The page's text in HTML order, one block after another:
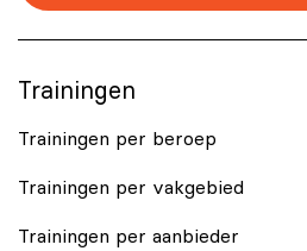
Trainingen
Trainingen per beroep
Trainingen per vakgebied
Trainingen per aanbieder